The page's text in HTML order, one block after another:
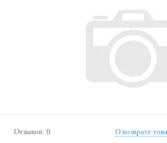
Отзывов: 0 О возврате